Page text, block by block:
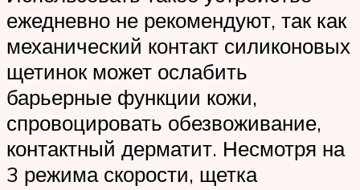
ежедневно не рекомендуют, так как
механический контакт силиконовых
щетинок может ослабить
барьерные функции кожи,
спровоцировать обезвоживание,
контактный дерматит. Несмотря на
3 режима скорости, щетка